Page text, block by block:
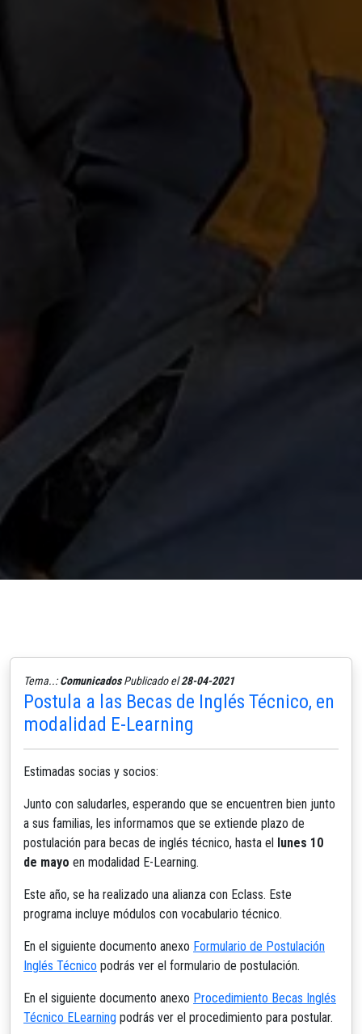
Tema..:ComunicadosPublicado el28-04-2021
Postula a las Becas de Inglés Técnico, en
modalidad E-Learning
Estimadas socias y socios:
Junto con saludarles, esperando que se encuentren bien junto
a sus familias, les informamos que se extiende plazo de
postulación para becas de inglés técnico, hasta el lunes 10
de mayo en modalidad E-Learning.
Este año, se ha realizado una alianza con Eclass. Este
programa incluye módulos con vocabulario técnico.
En el siguiente documento anexo Formulario de Postulación
Inglés Técnico podrás ver el formulario de postulación.
En el siguiente documento anexo Procedimiento Becas Inglés
Técnico ELearning podrás ver el procedimiento para postular.